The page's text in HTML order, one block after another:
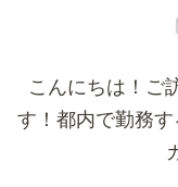
こんにちは！ご
す！都内で勤務